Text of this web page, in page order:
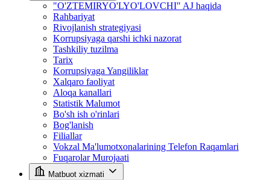
"O'ZTEMIRYO'LYO'LOVCHI" AJ haqida
Rahbariyat
Rivojlanish strategiyasi
Korrupsiyaga qarshi ichki nazorat
Tashkiliy tuzilma
Tarix
Korrupsiyaga Yangiliklar
Xalqaro faoliyat
Aloqa kanallari
Statistik Malumot
Bo'sh ish o'rinlari
Bog'lanish
Filiallar
Vokzal Ma'lumotxonalarining Telefon Raqamlari
Fuqarolar Murojaati
Matbuot xizmati